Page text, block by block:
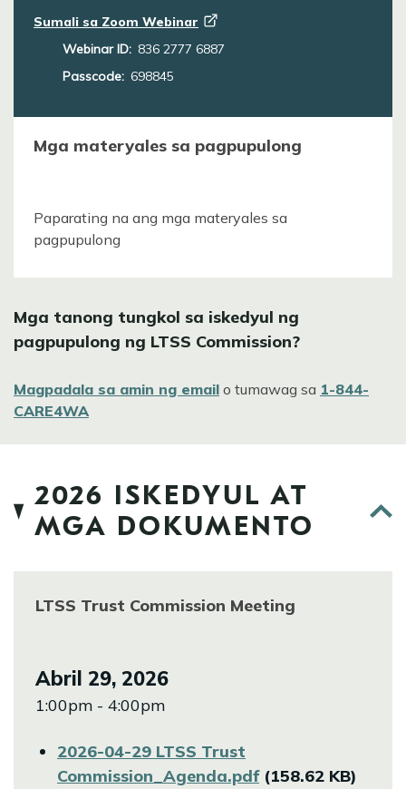
Sumali sa Zoom Webinar
Webinar ID: 836 2777 6887
Passcode: 698845
Mga materyales sa pagpupulong
Paparating na ang mga materyales sa
pagpupulong
Mga tanong tungkol sa iskedyul ng
pagpupulong ng LTSS Commission?
Magpadala sa amin ng email o tumawag sa 1-844-
CARE4WA
2026 ISKEDYUL AT
MGA DOKUMENTO
Abril 29, 2026
1:00pm - 4:00pm
LTSS Trust Commission Meeting
File
2026-04-29 LTSS Trust
Commission_Agenda.pdf (158.62 KB)